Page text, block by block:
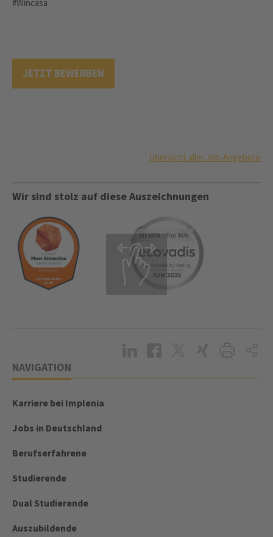
#Wincasa
JETZT BEWERBEN
Übersicht aller Job-Angebote
Wir sind stolz auf diese Auszeichnungen
NAVIGATION
Karriere bei Implenia
Jobs in Deutschland
Berufserfahrene
Studierende
Dual Studierende
Auszubildende